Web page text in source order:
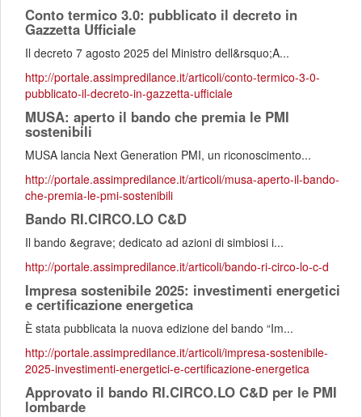
Conto termico 3.0: pubblicato il decreto in
Gazzetta Ufficiale
Il decreto 7 agosto 2025 del Ministro dell&rsquo;A...
http://portale.assimpredilance.it/articoli/conto-termico-3-0-
pubblicato-il-decreto-in-gazzetta-ufficiale
MUSA: aperto il bando che premia le PMI
sostenibili
MUSA lancia Next Generation PMI, un riconoscimento...
http://portale.assimpredilance.it/articoli/musa-aperto-il-bando-
che-premia-le-pmi-sostenibili
Bando RI.CIRCO.LO C&D
Il bando &egrave; dedicato ad azioni di simbiosi i...
http://portale.assimpredilance.it/articoli/bando-ri-circo-lo-c-d
Impresa sostenibile 2025: investimenti energetici
e certificazione energetica
È stata pubblicata la nuova edizione del bando “Im...
http://portale.assimpredilance.it/articoli/impresa-sostenibile-
2025-investimenti-energetici-e-certificazione-energetica
Approvato il bando RI.CIRCO.LO C&D per le PMI
lombarde